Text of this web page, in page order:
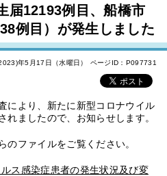
届12193例目、船橋市
例目）が発生しました
年5月17日（水曜日） ページID：P097731
により、新たに新型コロナウイル
れましたので、お知らせします。
ファイルをご覧ください。
ス感染症患者の発生状況及び変